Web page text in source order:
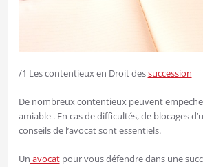
/1 Les contentieux en Droit dessuccession
De nombreux contentieux peuvent
amiable . En cas de difficultés, de blocages
conseils de l’avocat sont essentiels.
Un avocatpour vous défendre dans une